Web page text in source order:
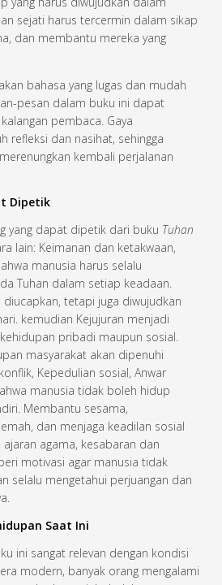
sejati harus tercermin dalam sikap
dan membantu mereka yang
bahasa yang lugas dan mudah
pesan dalam buku ini dapat
pembaca. Gaya
refleksi dan nasihat, sehingga
kembali perjalanan
Dipetik
yang dapat dipetik dari buku Tuhan
lain: Keimanan dan ketakwaan,
manusia harus selalu
Tuhan dalam setiap keadaan.
diucapkan, tetapi juga diwujudkan
kemudian Kejujuran menjadi
pribadi maupun sosial.
masyarakat akan dipenuhi
Kepedulian sosial, Anwar
manusia tidak boleh hidup
Membantu sesama,
dan menjaga keadilan sosial
agama, kesabaran dan
motivasi agar manusia tidak
selalu mengetahui perjuangan dan
Saat Ini
ini sangat relevan dengan kondisi
modern, banyak orang mengalami